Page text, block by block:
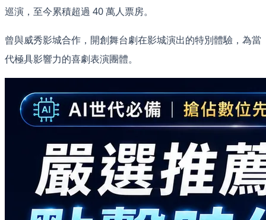
巡演，至今累積超過 40 萬人票房。
曾與威秀影城合作，開創舞台劇在影城演出的特別體驗，為當
代極具影響力的喜劇表演團體。